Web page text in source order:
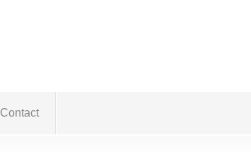
Contact